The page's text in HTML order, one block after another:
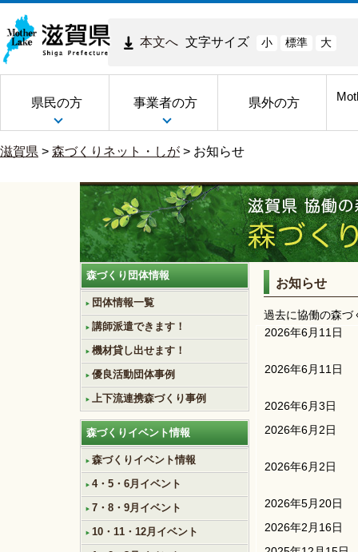
本文へ 文字サイズ 小 標準 大
県民の方 事業者の方 県外の方
滋賀県 > 森づくりネット・しが > お知らせ
森づくり団体情報
団体情報一覧
講師派遣できます！
機材貸し出せます！
優良活動団体事例
上下流連携森づくり事例
森づくりイベント情報
森づくりイベント情報
4・5・6月イベント
7・8・9月イベント
10・11・12月イベント
お知らせ
過去に協働の森づ
2026年6月11日
2026年6月11日
2026年6月3日
2026年6月2日
2026年6月2日
2026年5月20日
2026年2月16日